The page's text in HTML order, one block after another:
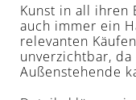
Kunst in all ihren
auch immer ein
relevanten
unverzichtbar,
Außenstehende